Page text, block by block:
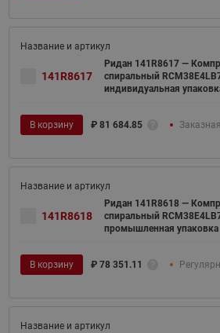
141R8617
Ридан 141R8617 —
спиральный
индивидуальная
В корзину ₽ 81 684.85
141R8618
Ридан 141R8618 —
спиральный
промышленная упаковка
В корзину ₽ 78 351.11